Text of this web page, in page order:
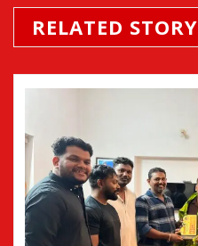
RELATED STORY